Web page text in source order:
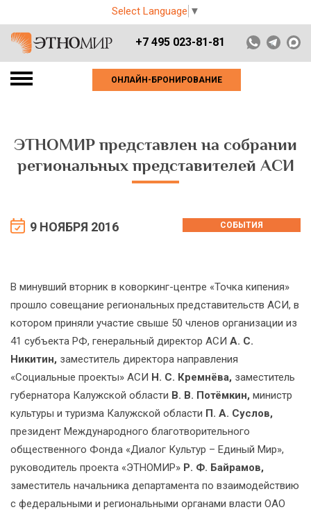
Select Language ▼
+7 495 023-81-81
ОНЛАЙН-БРОНИРОВАНИЕ
ЭТНОМИР представлен на собрании
региональных представителей АСИ
9 НОЯБРЯ 2016 СОБЫТИЯ
В минувший вторник в коворкинг-центре «Точка кипения»
прошло совещание региональных представительств АСИ, в
котором приняли участие свыше 50 членов организации из
41 субъекта РФ, генеральный директор АСИ А. С.
Никитин, заместитель директора направления
«Социальные проекты» АСИ Н. С. Кремнёва, заместитель
губернатора Калужской области В. В. Потёмкин, министр
культуры и туризма Калужской области П. А. Суслов,
президент Международного благотворительного
общественного Фонда «Диалог Культур – Единый Мир»,
руководитель проекта «ЭТНОМИР» Р. Ф. Байрамов,
заместитель начальника департамента по взаимодействию
с федеральными и региональными органами власти ОАО